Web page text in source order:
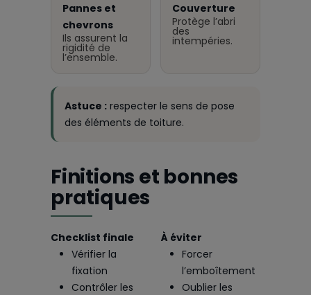
Pannes et
chevrons
Ils assurent la
rigidité de
l’ensemble.
Couverture
Protège l’abri
des
intempéries.
Astuce : respecter le sens de pose
des éléments de toiture.
Finitions et bonnes
pratiques
Checklist finale
Vérifier la
fixation
Contrôler les
À éviter
Forcer
l’emboîtement
Oublier les